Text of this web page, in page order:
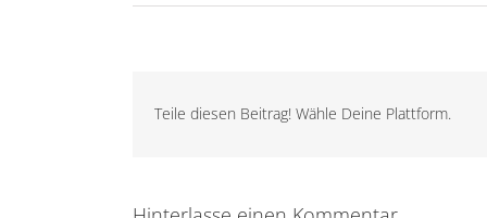
Teile diesen Beitrag! Wähle Deine Plattform.